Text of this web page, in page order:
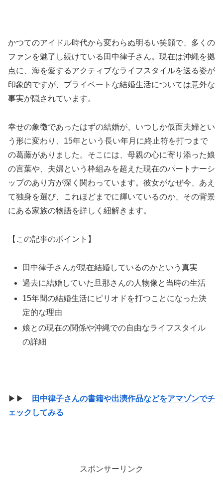
かつてのアイドル時代から変わらぬ明るい笑顔で、多くの
ファンを魅了し続けている田中律子さん。現在は沖縄を拠
点に、海を愛するアクティブなライフスタイルを送る姿が
印象的ですが、プライベートな結婚生活については意外な
事実が隠されています。
幸せの象徴であったはずの結婚が、いつしか仮面夫婦とい
う形に変わり、15年という長い年月に終止符を打つまで
の葛藤がありました。そこには、母親の心に寄り添った娘
の言葉や、夫婦という枠組みを超えた現在のパートナーシ
ップのあり方が深く関わっています。彼女がなぜ今、あえ
て独身を選び、これほどまでに輝いているのか、その背景
にある家族の物語を詳しく紐解きます。
【この記事のポイント】
田中律子さんが現在結婚しているのかという真実
過去に結婚していた旦那さんの人物像と当時の生活
15年間の結婚生活にピリオドを打つことになった決
定的な理由
娘との現在の関係や沖縄での自由なライフスタイル
の詳細
▶▶
田中律子さんの書籍や出演作品などをアマゾンでチ
ェックしてみる
スポンサーリンク